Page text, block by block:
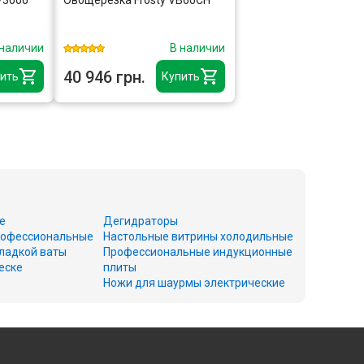
Купить
В наличии
40 946 грн.
ваты
Дегидраторы
Настольные витрины холодильные
Профессиональные индукционные
плиты
Ножи для шаурмы электрические